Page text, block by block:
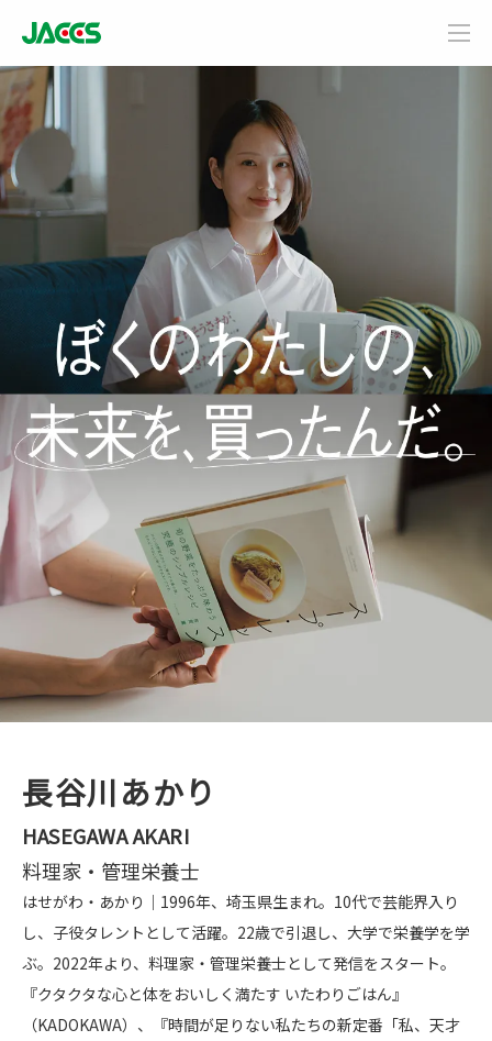
長谷川あかり
HASEGAWA AKARI
料理家・管理栄養士
はせがわ・あかり｜1996年、埼玉県生まれ。10代で芸能界入り
し、子役タレントとして活躍。22歳で引退し、大学で栄養学を学
ぶ。2022年より、料理家・管理栄養士として発信をスタート。
『クタクタな心と体をおいしく満たす いたわりごはん』
（KADOKAWA）、『時間が足りない私たちの新定番「私、天才